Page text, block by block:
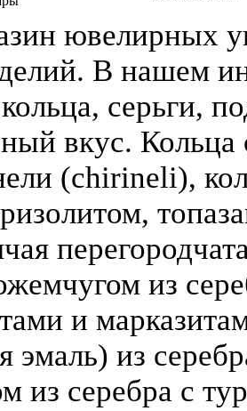
ювелирных
В нашем
серьги,
вкус. Кольца
(chirineli),
из
и
эмаль) из
из серебра с